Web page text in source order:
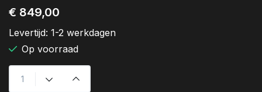
€ 849,00
Levertijd: 1-2 werkdagen
Op voorraad